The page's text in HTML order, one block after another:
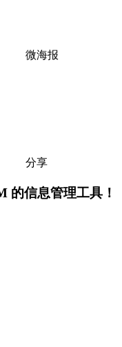
微海报
分享
的信息管理工具！